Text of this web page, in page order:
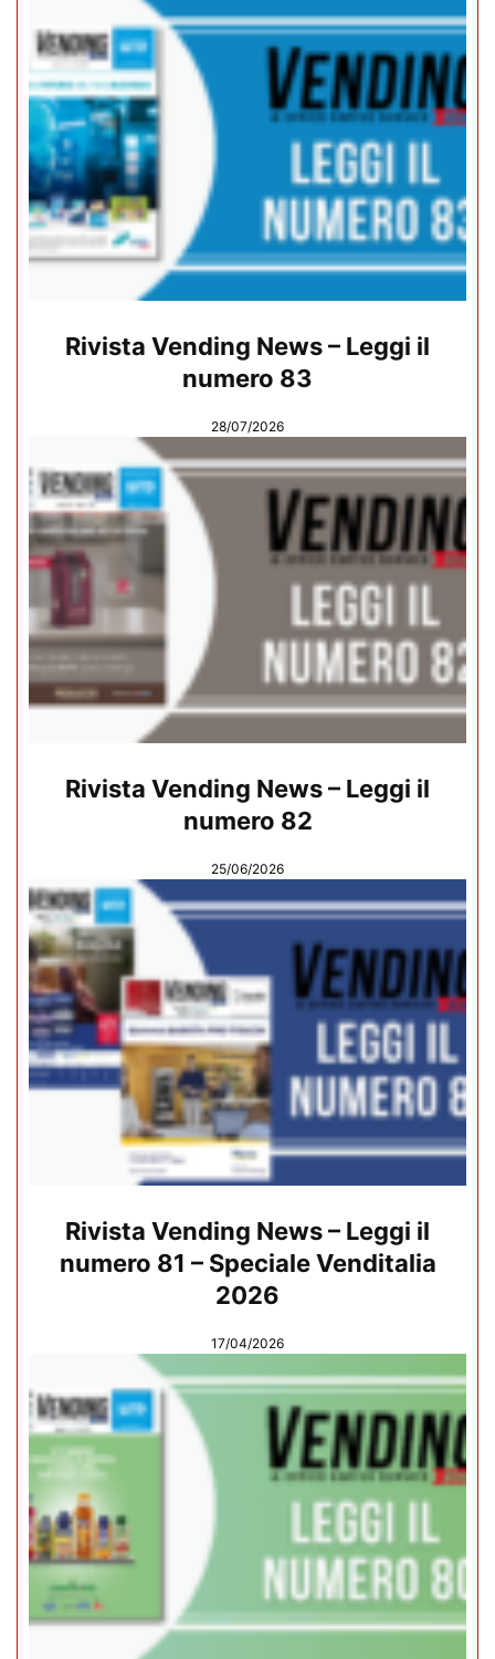
Rivista Vending News – Leggi il
numero 83
28/07/2026
Rivista Vending News – Leggi il
numero 82
25/06/2026
Rivista Vending News – Leggi il
numero 81 – Speciale Venditalia
2026
17/04/2026